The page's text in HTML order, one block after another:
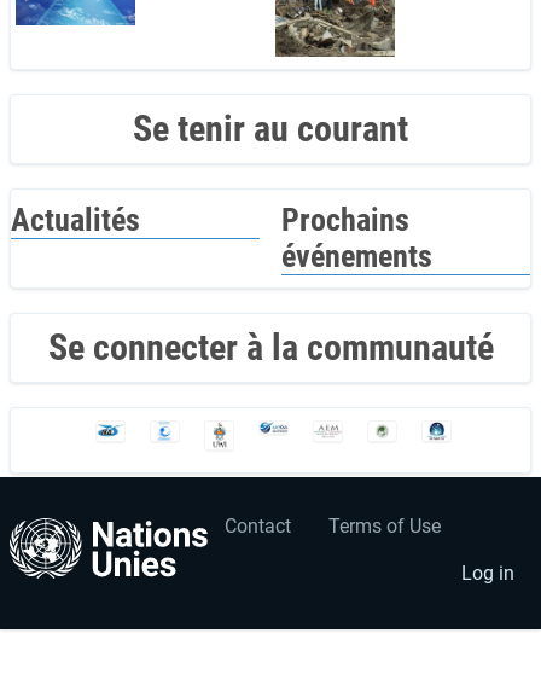
Se tenir au courant
Actualités
Prochains
événements
Se connecter à la communauté
Footer
Contact Terms of Use
User
account
menu
Log in